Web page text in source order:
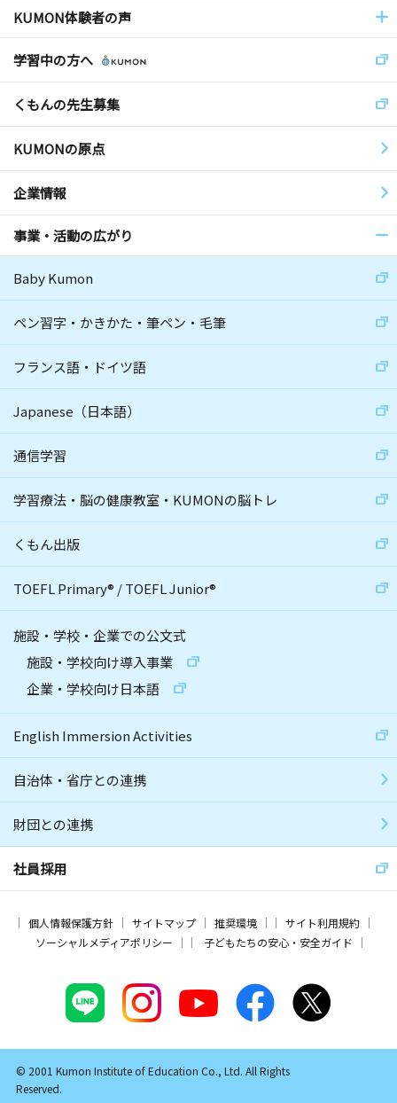
KUMON体験者の声
学習中の方へ
くもんの先生募集
KUMONの原点
企業情報
事業・活動の広がり
Baby Kumon
ペン習字・かきかた・筆ペン・毛筆
フランス語・ドイツ語
Japanese（日本語）
通信学習
学習療法・脳の健康教室・KUMONの脳トレ
くもん出版
TOEFL Primary® /TOEFL Junior®
施設・学校・企業での公文式
施設・学校向け導入事業
企業・学校向け日本語
English Immersion Activities
自治体・省庁との連携
財団との連携
社員採用
個人情報保護方針 サイトマップ 推奨環境
サイト利用規約
ソーシャルメディアポリシー
子どもたちの安心・安全ガイド
© 2001 Kumon Institute of Education Co., Ltd. All Rights
Reserved.